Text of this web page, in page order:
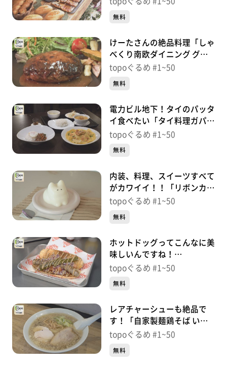
無料
けーたさんの絶品料理「しゃ
べくり南欧ダイニング グリ
ルけーた」（青葉区国分町）
topoぐるめ #1~50
無料
電力ビル地下！タイのパッタ
イ食べたい「タイ料理ガパ
オ」（青葉区一番町）＃
topoぐるめ #1~50
無料
内装、料理、スイーツすべて
がカワイイ！！「リボンカフ
ェ」（若林区新寺）＃
topoぐるめ #1~50
無料
ホットドッグってこんなに美
味しいんですね！
「SURPASS」（青葉区片
topoぐるめ #1~50
無料
レアチャーシューも絶品で
す！「自家製麺鶏そば いち
むら」（塩竈市藤倉）＃
topoぐるめ #1~50
無料